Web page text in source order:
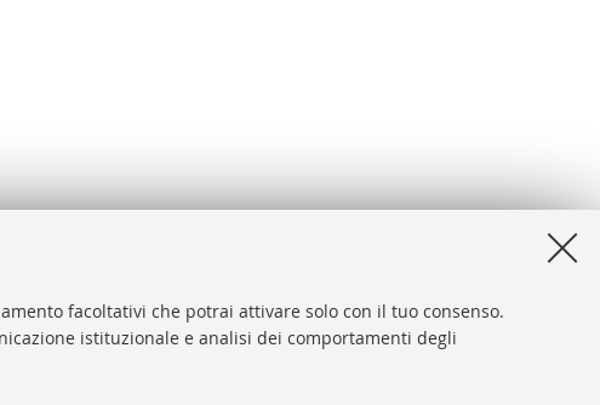
facoltativi che potrai attivare solo con il tuo consenso.
istituzionale e analisi dei comportamenti degli